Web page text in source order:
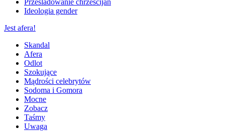
Ideologia gender
Jest afera!
Skandal
Afera
Odlot
Szokujące
Mądrości celebrytów
Sodoma i Gomora
Mocne
Zobacz
Taśmy
Uwaga